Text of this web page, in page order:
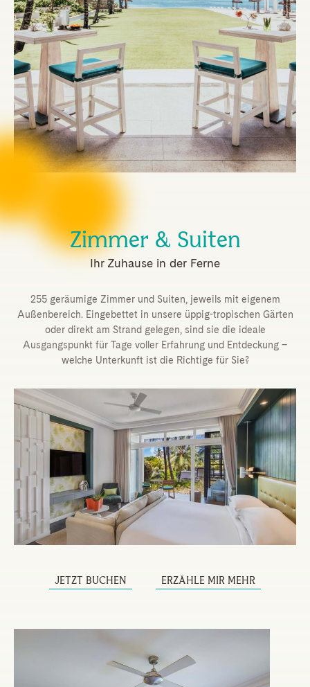
Zimmer & Suiten
Ihr Zuhause in der Ferne
255 geräumige Zimmer und Suiten, jeweils mit eigenem
Außenbereich. Eingebettet in unsere üppig-tropischen Gärten
oder direkt am Strand gelegen, sind sie die ideale
Ausgangspunkt für Tage voller Erfahrung und Entdeckung –
welche Unterkunft ist die Richtige für Sie?
JETZT BUCHEN ERZÄHLE MIR MEHR